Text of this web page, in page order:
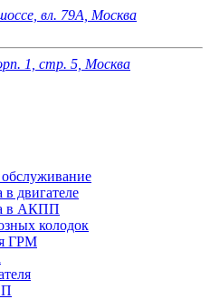
вл. 79А, Москва
1, стр. 5, Москва
в двигателе
в АКПП
колодок
ГРМ